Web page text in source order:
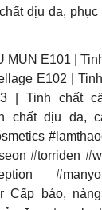
dịu da,
MỤN E101 |
E102 |
| Tinh chất
chất dịu da,
#torriden
Cấp báo,